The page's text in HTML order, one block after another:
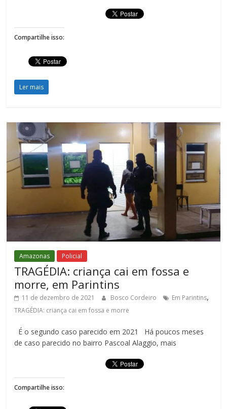
Compartilhe isso:
Ler mais
Amazonas Policial
TRAGÉDIA: criança cai em fossa e
morre, em Parintins
11 de dezembro de 2021 Bosco Cordeiro Em Parintins,
TRAGÉDIA: criança cai em fossa e morre
É o segundo caso parecido em 2021 Há poucos meses
de caso parecido no bairro Pascoal Alaggio, mais
Compartilhe isso: